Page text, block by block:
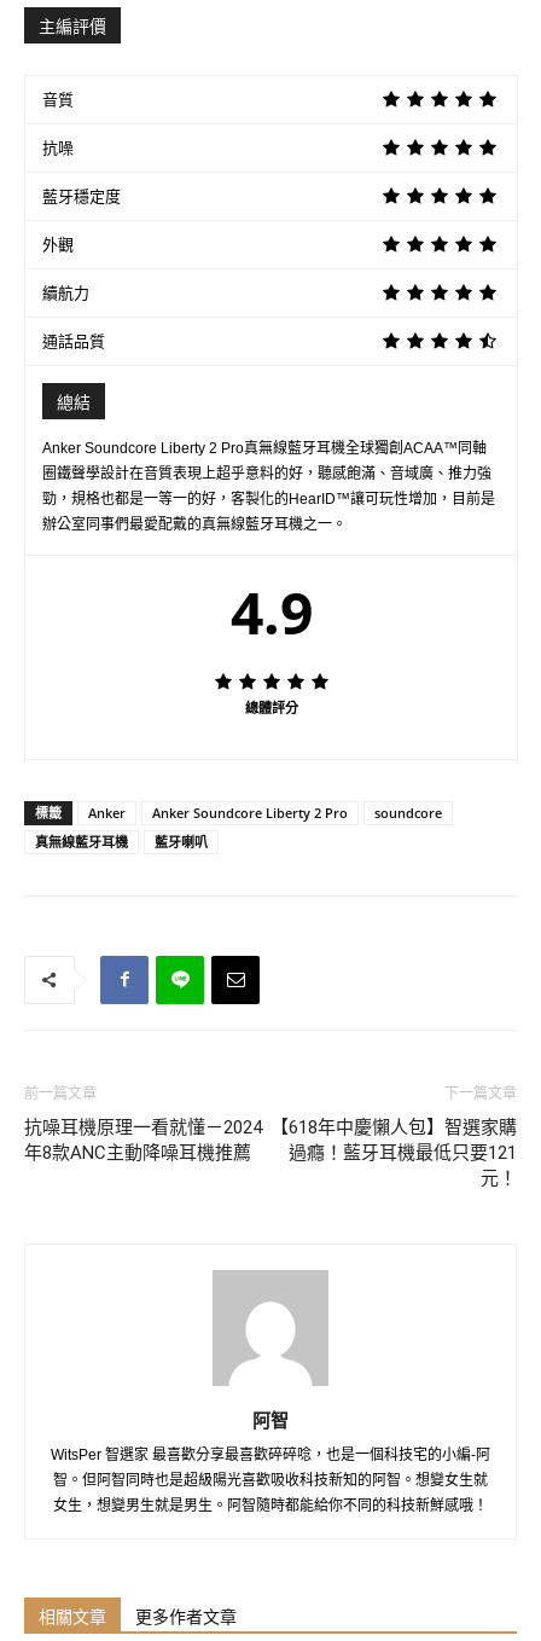
主編評價
音質
抗噪
藍牙穩定度
外觀
續航力
通話品質
總結
Anker Soundcore Liberty 2 Pro真無線藍牙耳機全球獨創ACAA™同軸
圈鐵聲學設計在音質表現上超乎意料的好，聽感飽滿、音域廣、推力強
勁，規格也都是一等一的好，客製化的HearID™讓可玩性增加，目前是
辦公室同事們最愛配戴的真無線藍牙耳機之一。
4.9
總體評分
標籤 Anker Anker Soundcore Liberty 2 Pro
soundcore
真無線藍牙耳機
藍牙喇叭
前一篇文章
抗噪耳機原理一看就懂－2024
年8款ANC主動降噪耳機推薦
下一篇文章
【618年中慶懶人包】智選家購
過癮！藍牙耳機最低只要121
元！
阿智
WitsPer 智選家 最喜歡分享最喜歡碎碎唸，也是一個科技宅的小編-阿
智。但阿智同時也是超級陽光喜歡吸收科技新知的阿智。想變女生就
女生，想變男生就是男生。阿智隨時都能給你不同的科技新鮮感哦！
相關文章 更多作者文章